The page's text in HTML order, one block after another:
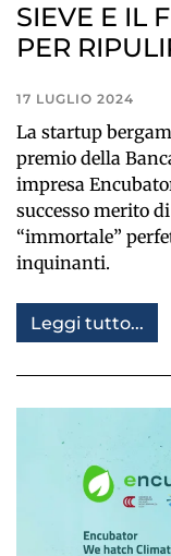
SIEVE E IL
PER
17 LUGLIO 2024
La startup
premio della
impresa
successo merito
“immortale”
inquinanti.
Leggi tutto...